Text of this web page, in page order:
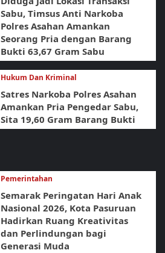
Sabu, Timsus Anti Narkoba
Polres Asahan Amankan
Seorang Pria dengan Barang
Bukti 63,67 Gram Sabu
Hukum Dan Kriminal
Satres Narkoba Polres Asahan
Amankan Pria Pengedar Sabu,
Sita 19,60 Gram Barang Bukti
Pemerintahan
Semarak Peringatan Hari Anak
Nasional 2026, Kota Pasuruan
Hadirkan Ruang Kreativitas
dan Perlindungan bagi
Generasi Muda